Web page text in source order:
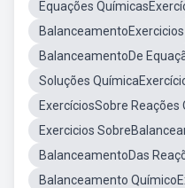
Equações
BalanceamentoExercicios
BalanceamentoDe
Soluções
ExercíciosSobre Reações
Exercicios
BalanceamentoDas
Balanceamento